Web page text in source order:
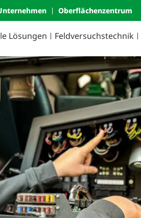
Oberflächen­zentrum
Lösungen Feld­versuchs­technik